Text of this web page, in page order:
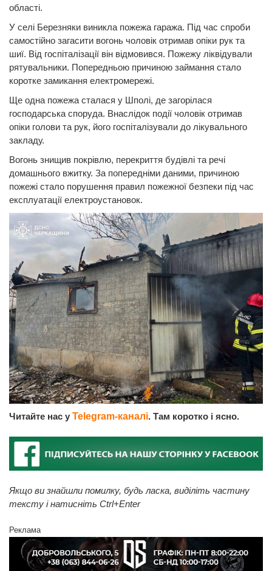
області.
У селі Березняки виникла пожежа гаража. Під час спроби
самостійно загасити вогонь чоловік отримав опіки рук та
шиї. Від госпіталізації він відмовився. Пожежу ліквідували
рятувальники. Попередньою причиною займання стало
коротке замикання електромережі.
Ще одна пожежа сталася у Шполі, де загорілася
господарська споруда. Внаслідок події чоловік отримав
опіки голови та рук, його госпіталізували до лікувального
закладу.
Вогонь знищив покрівлю, перекриття будівлі та речі
домашнього вжитку. За попередніми даними, причиною
пожежі стало порушення правил пожежної безпеки під час
експлуатації електроустановок.
Читайте нас у Telegram-каналі. Там коротко і ясно.
Якщо ви знайшли помилку, будь ласка, виділіть частину
тексту і натисніть Ctrl+Enter
Реклама